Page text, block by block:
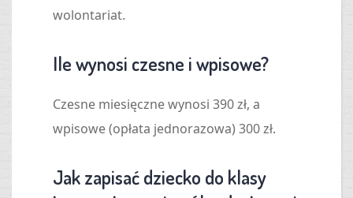
wolontariat.
Ile wynosi czesne i wpisowe?
Czesne miesięczne wynosi 390 zł, a
wpisowe (opłata jednorazowa) 300 zł.
Jak zapisać dziecko do klasy